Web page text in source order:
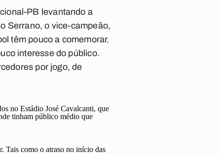
PB levantando a
Serrano, o vice-campeão,
têm pouco a comemorar.
interesse do público.
por jogo, de
no Estádio José Cavalcanti, que
tinham público médio que
Tais como o atraso no início das